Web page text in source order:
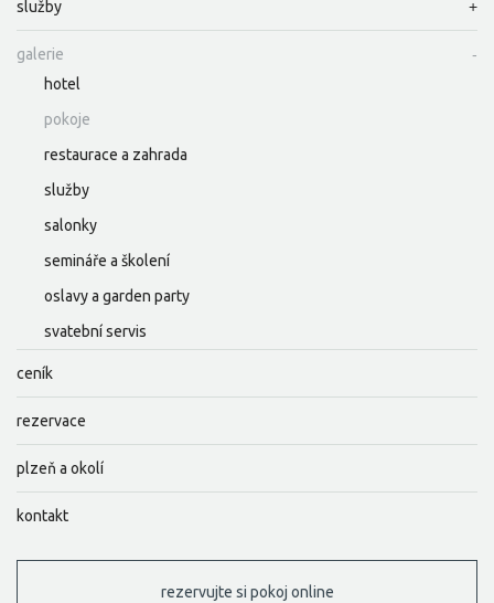
služby
galerie
hotel
pokoje
restaurace a zahrada
služby
salonky
semináře a školení
oslavy a garden party
svatební servis
ceník
rezervace
plzeň a okolí
kontakt
rezervujte si pokoj online